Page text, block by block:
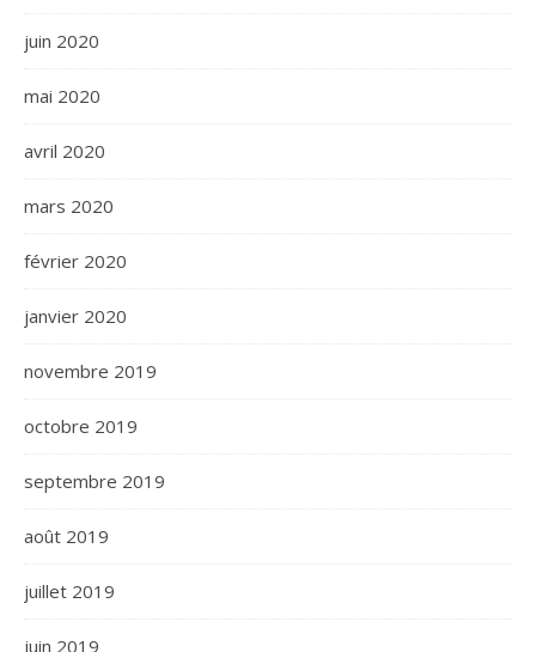
juin 2020
mai 2020
avril 2020
mars 2020
février 2020
janvier 2020
novembre 2019
octobre 2019
septembre 2019
août 2019
juillet 2019
juin 2019